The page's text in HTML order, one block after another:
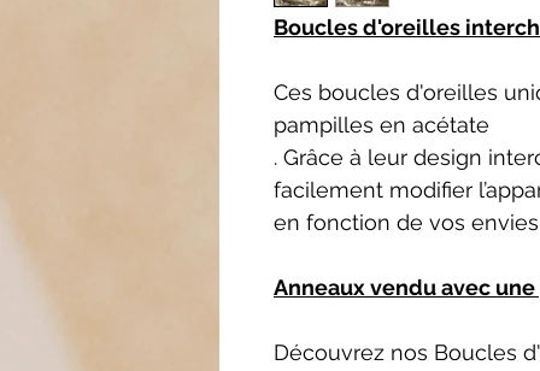
Boucles d'oreilles
Ces boucles d'oreilles
pampilles en acétate
. Grâce à leur design
facilement modifier
en fonction de vos
Anneaux vendu avec
Découvrez nos Boucles